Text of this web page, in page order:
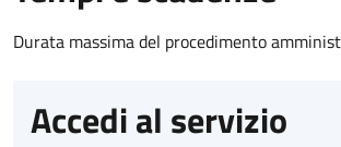
Durata massima del procedimento
Accedi al servizio